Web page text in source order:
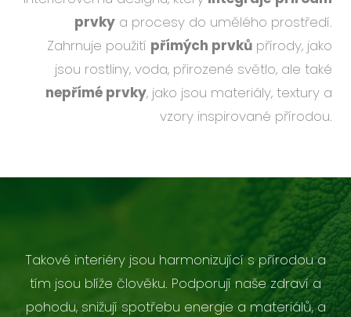
prvky a procesy do umělého prostředí.
Zahrnuje použití přímých prvků přírody, jako
jsou rostliny, voda, přirozené světlo, ale také
nepřímé prvky, jako jsou materiály, textury a
vzory inspirované přírodou.
Takové interiéry jsou harmonizující s přírodou a
tím jsou blíže člověku. Podporují naše zdraví a
pohodu, snižují spotřebu energie a materiálů, a